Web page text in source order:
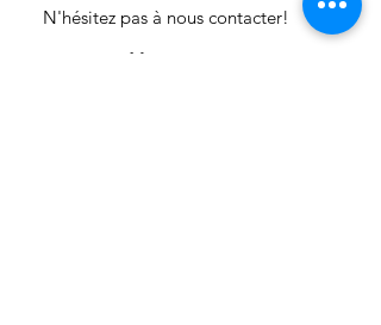
N'hésitez pas à nous contacter!
info-cc(a)centreclimatique.be